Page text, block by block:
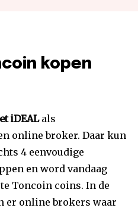
kopen
iDEALals
online broker. Daar kun
4 eenvoudige
en word vandaag
Toncoin coins. In de
er online brokers waar